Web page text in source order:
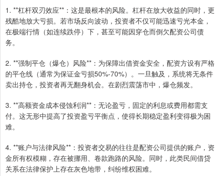
1. **杠杆双刃效应**：这是最根本的风险。杠杆在放大收益的同时，更
残酷地放大亏损。若市场反向波动，投资者不仅可能迅速亏光本金，
在极端行情（如连续跌停）下，甚至可能因穿仓而倒欠配资公司债
务。
2. **强制平仓（爆仓）风险**：为保障出借资金安全，配资方设有严格
的平仓线（通常为保证金亏损50%-70%）。一旦触及，系统将无条件
卖出持仓，投资者再无翻身机会。在剧烈震荡市中，爆仓频发。
3. **高额资金成本侵蚀利润**：无论盈亏，固定的利息或费用都需支
付。这无形中提高了投资盈亏平衡点，使得长期稳定盈利变得极为困
难。
4. **账户与法律风险**：投资者交易的往往是配资公司提供的账户，资
金所有权模糊，存在被挪用、卷款跑路的风险。同时，此类民间借贷
关系在法律保护上存在灰色地带，纠纷维权困难。